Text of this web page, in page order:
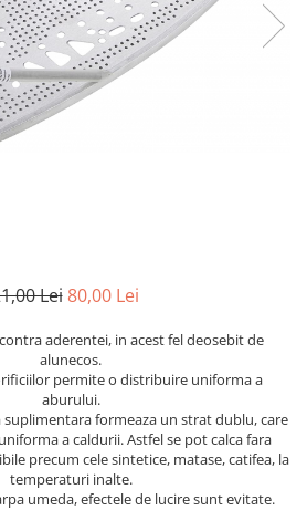
Lei 80,00 Lei
aderentei, in acest fel deosebit de
alunecos.
permite o distribuire uniforma a
aburului.
suplimentara formeaza un strat dublu, care
a caldurii. Astfel se pot calca fara
precum cele sintetice, matase, catifea, la
temperaturi inalte.
umeda, efectele de lucire sunt evitate.